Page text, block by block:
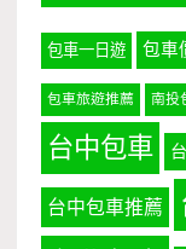
包車一日遊 包車
包車旅遊推薦 南投
台中包車
台中包車推薦